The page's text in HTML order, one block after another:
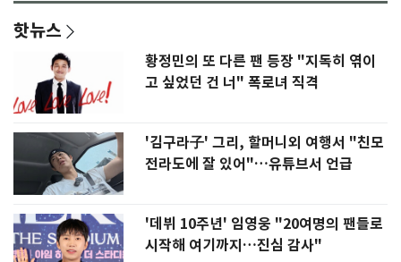
핫뉴스
황정민의 또 다른 팬 등장 "지독히 엮이
고 싶었던 건 너" 폭로녀 직격
'김구라子' 그리, 할머니외 여행서 "친모
전라도에 잘 있어"…유튜브서 언급
'데뷔 10주년' 임영웅 "20여명의 팬들로
시작해 여기까지…진심 감사"